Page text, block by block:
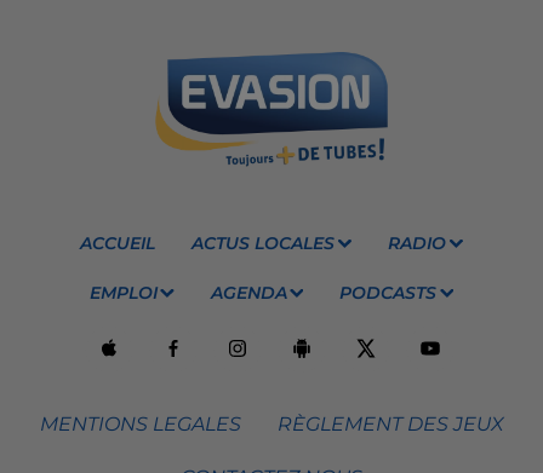
ACCUEIL ACTUS LOCALES RADIO
EMPLOI AGENDA PODCASTS
MENTIONS LEGALES RÈGLEMENT DES JEUX